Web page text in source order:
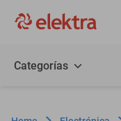
Categorías